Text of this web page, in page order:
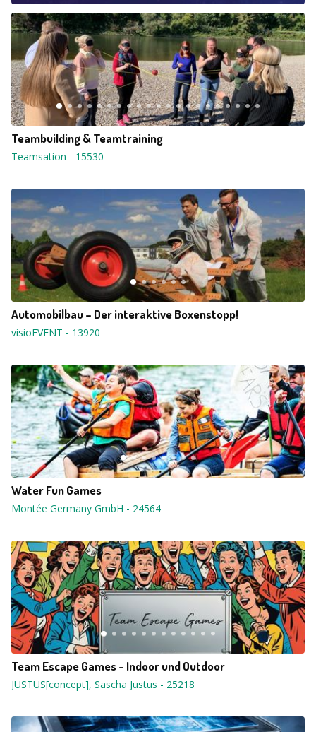
Teambuilding & Teamtraining
Teamsation - 15530
Automobilbau – Der interaktive Boxenstopp!
visioEVENT - 13920
Water Fun Games
Montée Germany GmbH - 24564
Team Escape Games - Indoor und Outdoor
JUSTUS[concept], Sascha Justus - 25218